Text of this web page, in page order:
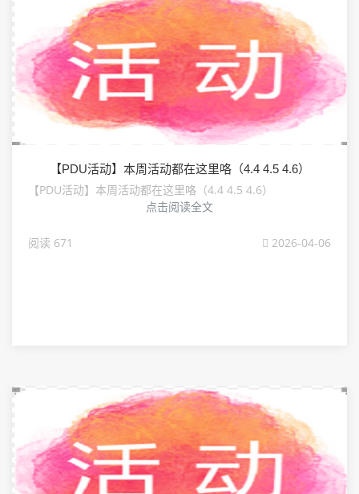
【PDU活动】本周活动都在这里咯（4.4 4.5 4.6）
【PDU活动】本周活动都在这里咯（4.4 4.5 4.6）
点击阅读全文
阅读 671 2026-04-06